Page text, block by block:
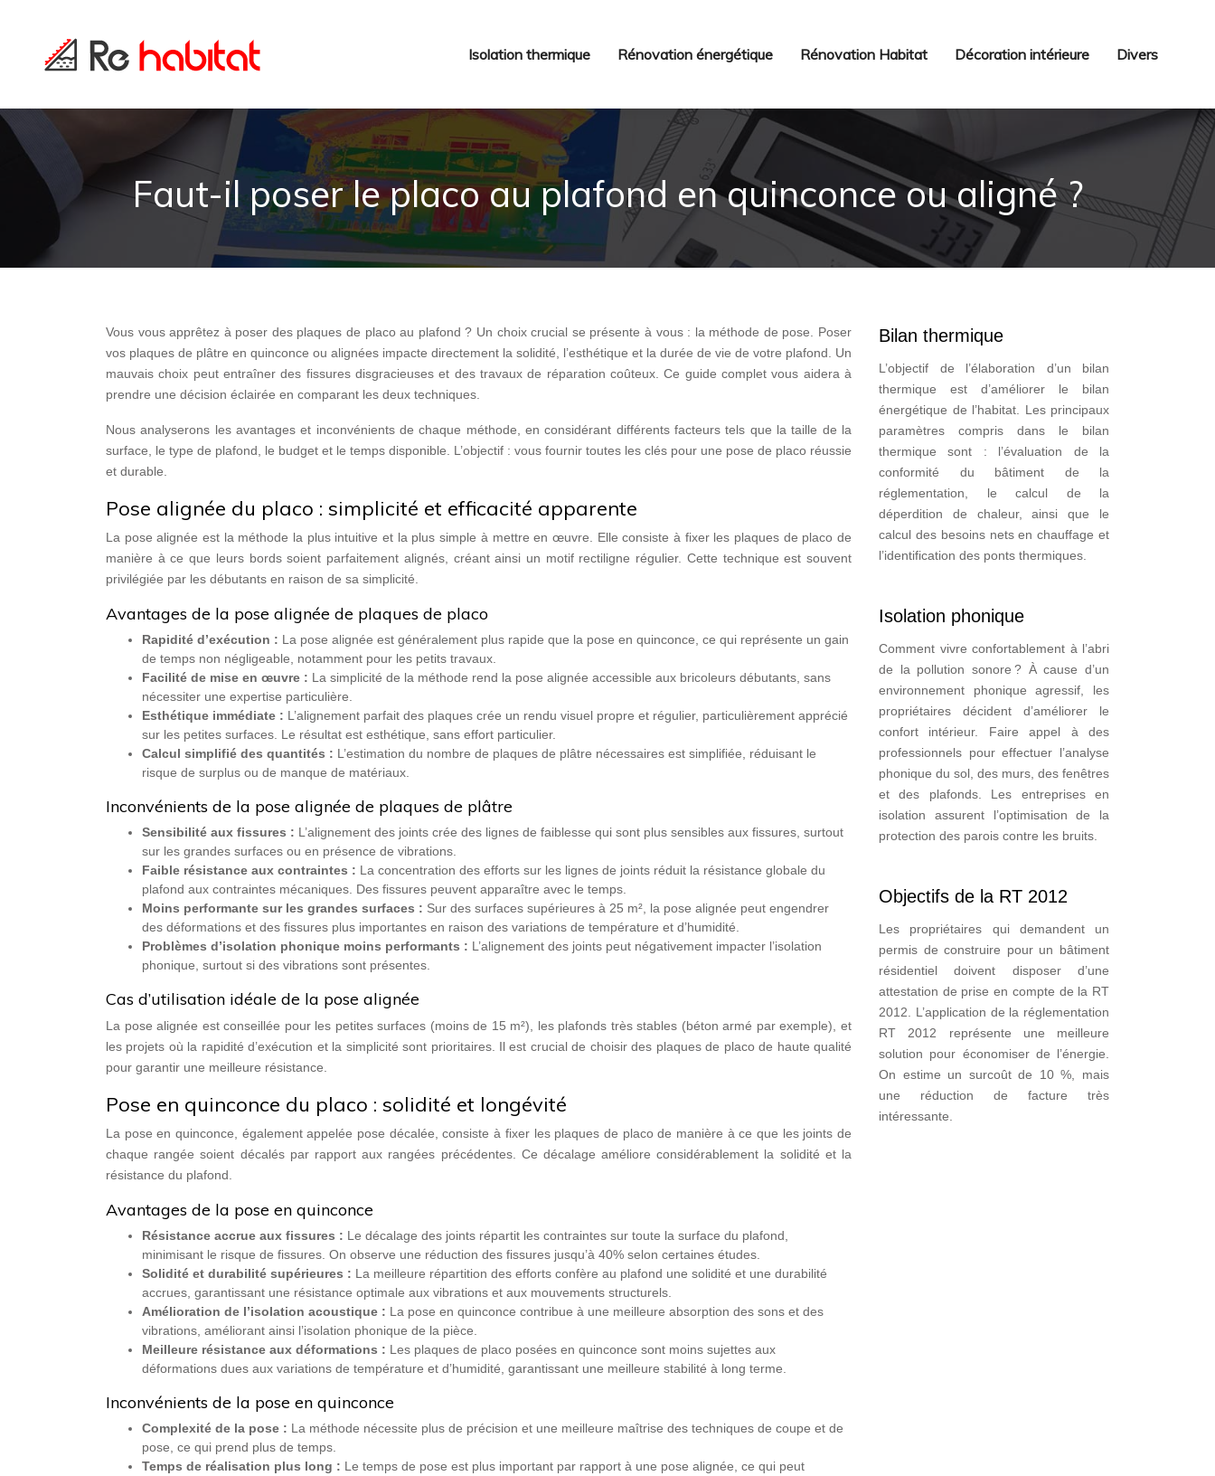
Isolation thermique Rénovation énergétique Rénovation Habitat Décoration intérieure Divers
Faut-il poser le placo au plafond en quinconce ou aligné ?
Vous vous apprêtez à poser des plaques de placo au plafond ? Un choix crucial se présente à vous : la méthode de pose. Poser
vos plaques de plâtre en quinconce ou alignées impacte directement la solidité, l’esthétique et la durée de vie de votre plafond. Un
mauvais choix peut entraîner des fissures disgracieuses et des travaux de réparation coûteux. Ce guide complet vous aidera à
prendre une décision éclairée en comparant les deux techniques.
Nous analyserons les avantages et inconvénients de chaque méthode, en considérant différents facteurs tels que la taille de la
surface, le type de plafond, le budget et le temps disponible. L’objectif : vous fournir toutes les clés pour une pose de placo réussie
et durable.
Pose alignée du placo : simplicité et efficacité apparente
La pose alignée est la méthode la plus intuitive et la plus simple à mettre en œuvre. Elle consiste à fixer les plaques de placo de
manière à ce que leurs bords soient parfaitement alignés, créant ainsi un motif rectiligne régulier. Cette technique est souvent
privilégiée par les débutants en raison de sa simplicité.
Avantages de la pose alignée de plaques de placo
Rapidité d’exécution : La pose alignée est généralement plus rapide que la pose en quinconce, ce qui représente un gain
de temps non négligeable, notamment pour les petits travaux.
Facilité de mise en œuvre : La simplicité de la méthode rend la pose alignée accessible aux bricoleurs débutants, sans
nécessiter une expertise particulière.
Esthétique immédiate : L’alignement parfait des plaques crée un rendu visuel propre et régulier, particulièrement apprécié
sur les petites surfaces. Le résultat est esthétique, sans effort particulier.
Calcul simplifié des quantités : L’estimation du nombre de plaques de plâtre nécessaires est simplifiée, réduisant le
risque de surplus ou de manque de matériaux.
Inconvénients de la pose alignée de plaques de plâtre
Sensibilité aux fissures : L’alignement des joints crée des lignes de faiblesse qui sont plus sensibles aux fissures, surtout
sur les grandes surfaces ou en présence de vibrations.
Faible résistance aux contraintes : La concentration des efforts sur les lignes de joints réduit la résistance globale du
plafond aux contraintes mécaniques. Des fissures peuvent apparaître avec le temps.
Moins performante sur les grandes surfaces : Sur des surfaces supérieures à 25 m², la pose alignée peut engendrer
des déformations et des fissures plus importantes en raison des variations de température et d’humidité.
Problèmes d’isolation phonique moins performants : L’alignement des joints peut négativement impacter l’isolation
phonique, surtout si des vibrations sont présentes.
Cas d’utilisation idéale de la pose alignée
La pose alignée est conseillée pour les petites surfaces (moins de 15 m²), les plafonds très stables (béton armé par exemple), et
les projets où la rapidité d’exécution et la simplicité sont prioritaires. Il est crucial de choisir des plaques de placo de haute qualité
pour garantir une meilleure résistance.
Pose en quinconce du placo : solidité et longévité
La pose en quinconce, également appelée pose décalée, consiste à fixer les plaques de placo de manière à ce que les joints de
chaque rangée soient décalés par rapport aux rangées précédentes. Ce décalage améliore considérablement la solidité et la
résistance du plafond.
Avantages de la pose en quinconce
Résistance accrue aux fissures : Le décalage des joints répartit les contraintes sur toute la surface du plafond,
minimisant le risque de fissures. On observe une réduction des fissures jusqu’à 40% selon certaines études.
Solidité et durabilité supérieures : La meilleure répartition des efforts confère au plafond une solidité et une durabilité
accrues, garantissant une résistance optimale aux vibrations et aux mouvements structurels.
Amélioration de l’isolation acoustique : La pose en quinconce contribue à une meilleure absorption des sons et des
vibrations, améliorant ainsi l’isolation phonique de la pièce.
Meilleure résistance aux déformations : Les plaques de placo posées en quinconce sont moins sujettes aux
déformations dues aux variations de température et d’humidité, garantissant une meilleure stabilité à long terme.
Inconvénients de la pose en quinconce
Complexité de la pose : La méthode nécessite plus de précision et une meilleure maîtrise des techniques de coupe et de
pose, ce qui prend plus de temps.
Temps de réalisation plus long : Le temps de pose est plus important par rapport à une pose alignée, ce qui peut
Bilan thermique
L’objectif de l’élaboration d’un bilan
thermique est d’améliorer le bilan
énergétique de l’habitat. Les principaux
paramètres compris dans le bilan
thermique sont : l’évaluation de la
conformité du bâtiment de la
réglementation, le calcul de la
déperdition de chaleur, ainsi que le
calcul des besoins nets en chauffage et
l’identification des ponts thermiques.
Isolation phonique
Comment vivre confortablement à l’abri
de la pollution sonore ? À cause d’un
environnement phonique agressif, les
propriétaires décident d’améliorer le
confort intérieur. Faire appel à des
professionnels pour effectuer l’analyse
phonique du sol, des murs, des fenêtres
et des plafonds. Les entreprises en
isolation assurent l’optimisation de la
protection des parois contre les bruits.
Objectifs de la RT 2012
Les propriétaires qui demandent un
permis de construire pour un bâtiment
résidentiel doivent disposer d’une
attestation de prise en compte de la RT
2012. L’application de la réglementation
RT 2012 représente une meilleure
solution pour économiser de l’énergie.
On estime un surcoût de 10 %, mais
une réduction de facture très
intéressante.